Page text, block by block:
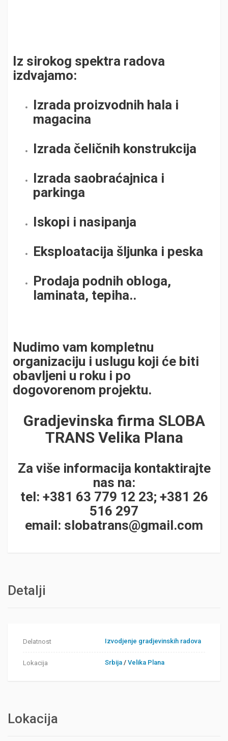
Iz sirokog spektra radova
izdvajamo:
Izrada proizvodnih hala i
magacina
Izrada čeličnih konstrukcija
Izrada saobraćajnica i
parkinga
Iskopi i nasipanja
Eksploatacija šljunka i peska
Prodaja podnih obloga,
laminata, tepiha..
Nudimo vam kompletnu
organizaciju i uslugu koji će biti
obavljeni u roku i po
dogovorenom projektu.
Gradjevinska firma SLOBA
TRANS Velika Plana
Za više informacija kontaktirajte
nas na:
tel: +381 63 779 12 23; +381 26
516 297
email: slobatrans@gmail.com
Detalji
Delatnost Izvodjenje gradjevinskih radova
Lokacija Srbija /Velika Plana
Lokacija